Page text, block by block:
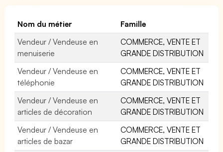
Nom du métier
Famille
Vendeur / Vendeuse en
menuiserie
COMMERCE, VENTE ET
GRANDE DISTRIBUTION
Vendeur / Vendeuse en
téléphonie
COMMERCE, VENTE ET
GRANDE DISTRIBUTION
Vendeur / Vendeuse en
articles de décoration
COMMERCE, VENTE ET
GRANDE DISTRIBUTION
Vendeur / Vendeuse en
articles de bazar
COMMERCE, VENTE ET
GRANDE DISTRIBUTION